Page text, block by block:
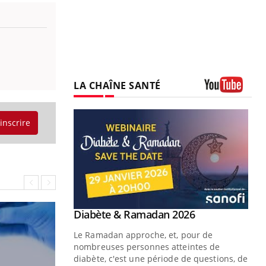
LA CHAÎNE SANTÉ
Mains : se
tout nouveau
piscine,
Youtube
Diabète & Ramadan 2026Youtube
Le Ramadan approche, et, pour de
nombreuses personnes atteintes de
diabète, c'est une période de questions, de